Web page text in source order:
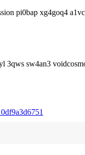
pi0bap xg4goq4
sw4an3